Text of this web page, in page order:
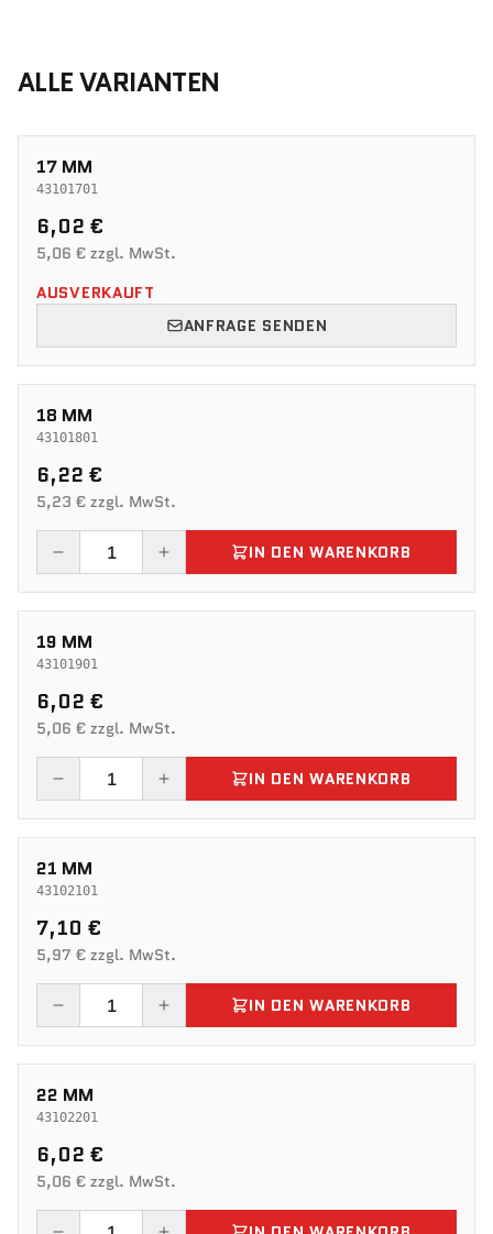
ALLE VARIANTEN
17 MM
43101701
6,02 €
5,06 € zzgl. MwSt.
AUSVERKAUFT
ANFRAGE SENDEN
18 MM
43101801
6,22 €
5,23 € zzgl. MwSt.
IN DEN WARENKORB
19 MM
43101901
6,02 €
5,06 € zzgl. MwSt.
IN DEN WARENKORB
21 MM
43102101
7,10 €
5,97 € zzgl. MwSt.
IN DEN WARENKORB
22 MM
43102201
6,02 €
5,06 € zzgl. MwSt.